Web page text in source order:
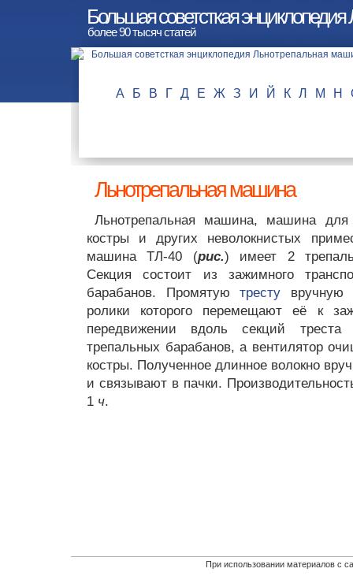
Большая советсткая
более 90 тысяч статей
А Б В Г Д Е Ж З И Й К Л М Н
Льнотрепальная машина
Льнотрепальная машина, машина для
костры и других неволокнистых
машина ТЛ-40 (рис.) имеет 2
Секция состоит из зажимного
барабанов. Промятую тресту вручную
ролики которого перемещают её к
передвижении вдоль секций треста
трепальных барабанов, а вентилятор
костры. Полученное длинное волокно
и связывают в пачки.
1 ч.
При использовании материалов с